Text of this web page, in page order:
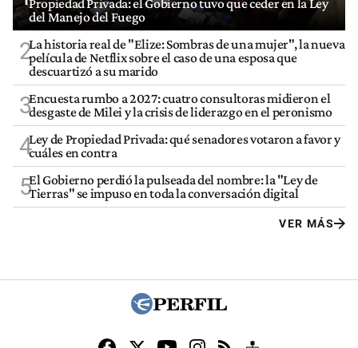
Propiedad Privada: el Gobierno tuvo que ceder en la Ley
del Manejo del Fuego
2La historia real de "Elize: Sombras de una mujer", la nueva
película de Netflix sobre el caso de una esposa que
descuartizó a su marido
3Encuesta rumbo a 2027: cuatro consultoras midieron el
desgaste de Milei y la crisis de liderazgo en el peronismo
4Ley de Propiedad Privada: qué senadores votaron a favor y
cuáles en contra
5El Gobierno perdió la pulseada del nombre: la "Ley de
Tierras" se impuso en toda la conversación digital
VER MÁS